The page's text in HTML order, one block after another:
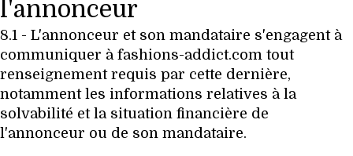
l'annonceur
8.1 - L'annonceur et son mandataire s'engagent à
communiquer à fashions-addict.com tout
renseignement requis par cette dernière,
notamment les informations relatives à la
solvabilité et la situation financière de
l'annonceur ou de son mandataire.